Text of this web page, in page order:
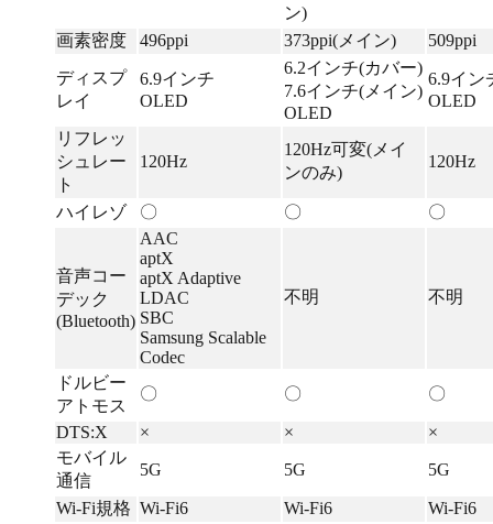
ン)
画素密度 496ppi 373ppi(メイン)
509ppi
ディスプ
レイ
6.9インチ
OLED
6.2インチ(カバー)
7.6インチ(メイン)
OLED
6.9イン
OLED
リフレッ
シュレー
ト
120Hz
120Hz可変(メイ
ンのみ)
120Hz
ハイレゾ 〇 〇 〇
音声コー
デック
(Bluetooth)
AAC
aptX
aptX Adaptive
LDAC
SBC
Samsung Scalable
Codec
不明 不明
ドルビー
アトモス
〇 〇 〇
DTS:X × ×
×
モバイル
通信
5G 5G 5G
Wi-Fi規格 Wi-Fi6 Wi-Fi6
Wi-Fi6